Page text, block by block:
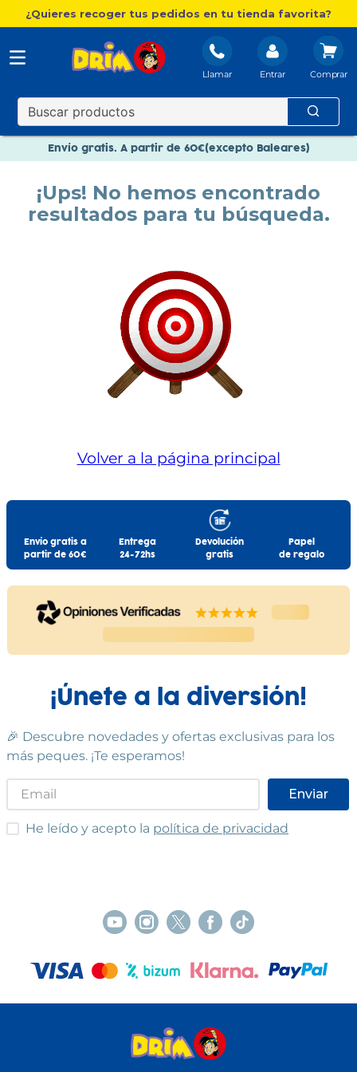
¿Quieres recoger tus pedidos en tu tienda favorita?
Llamar Entrar
Envío gratis. A partir de 60€(excepto Baleares)
Nuevo catálogo Aire Libre
Paga en 3 plazos sin intereses
¡Ups! No hemos encontrado
resultados para tu búsqueda.
Volver a la página principal
Envío gratis a
partir de 60€
Entrega
24-72hs
Devolución
gratis
Papel
de regalo
¡Únete a la diversión!
🎉 Descubre novedades y ofertas exclusivas para los
más peques. ¡Te esperamos!
Enviar
He leído y acepto las condiciones
He leído y acepto la política de privacidad